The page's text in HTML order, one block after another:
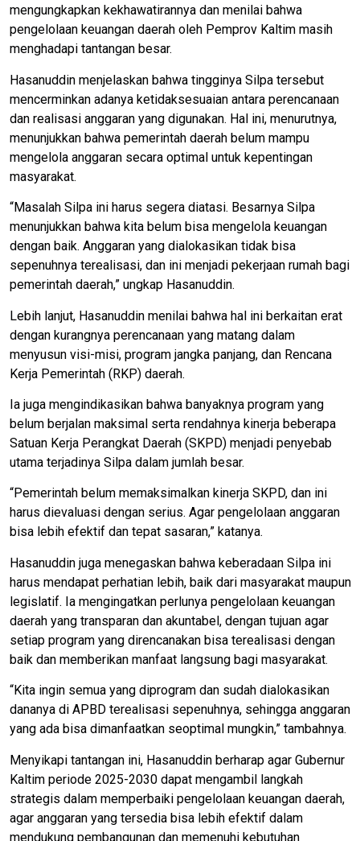
mengungkapkan kekhawatirannya dan menilai bahwa
pengelolaan keuangan daerah oleh Pemprov Kaltim masih
menghadapi tantangan besar.
Hasanuddin menjelaskan bahwa tingginya Silpa tersebut
mencerminkan adanya ketidaksesuaian antara perencanaan
dan realisasi anggaran yang digunakan. Hal ini, menurutnya,
menunjukkan bahwa pemerintah daerah belum mampu
mengelola anggaran secara optimal untuk kepentingan
masyarakat.
“Masalah Silpa ini harus segera diatasi. Besarnya Silpa
menunjukkan bahwa kita belum bisa mengelola keuangan
dengan baik. Anggaran yang dialokasikan tidak bisa
sepenuhnya terealisasi, dan ini menjadi pekerjaan rumah bagi
pemerintah daerah,” ungkap Hasanuddin.
Lebih lanjut, Hasanuddin menilai bahwa hal ini berkaitan erat
dengan kurangnya perencanaan yang matang dalam
menyusun visi-misi, program jangka panjang, dan Rencana
Kerja Pemerintah (RKP) daerah.
Ia juga mengindikasikan bahwa banyaknya program yang
belum berjalan maksimal serta rendahnya kinerja beberapa
Satuan Kerja Perangkat Daerah (SKPD) menjadi penyebab
utama terjadinya Silpa dalam jumlah besar.
“Pemerintah belum memaksimalkan kinerja SKPD, dan ini
harus dievaluasi dengan serius. Agar pengelolaan anggaran
bisa lebih efektif dan tepat sasaran,” katanya.
Hasanuddin juga menegaskan bahwa keberadaan Silpa ini
harus mendapat perhatian lebih, baik dari masyarakat maupun
legislatif. Ia mengingatkan perlunya pengelolaan keuangan
daerah yang transparan dan akuntabel, dengan tujuan agar
setiap program yang direncanakan bisa terealisasi dengan
baik dan memberikan manfaat langsung bagi masyarakat.
“Kita ingin semua yang diprogram dan sudah dialokasikan
dananya di APBD terealisasi sepenuhnya, sehingga anggaran
yang ada bisa dimanfaatkan seoptimal mungkin,” tambahnya.
Menyikapi tantangan ini, Hasanuddin berharap agar Gubernur
Kaltim periode 2025-2030 dapat mengambil langkah
strategis dalam memperbaiki pengelolaan keuangan daerah,
agar anggaran yang tersedia bisa lebih efektif dalam
mendukung pembangunan dan memenuhi kebutuhan